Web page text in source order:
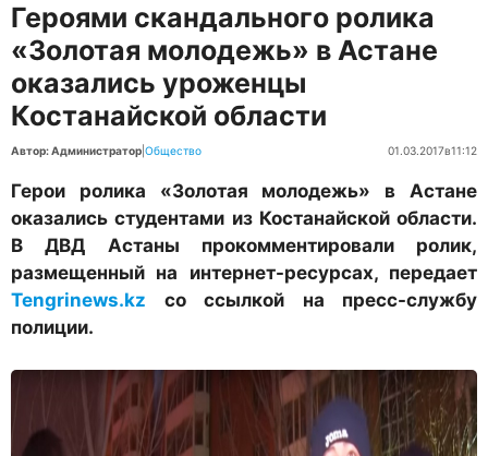
Героями скандального ролика
«Золотая молодежь» в Астане
оказались уроженцы
Костанайской области
Автор: Администратор Общество 01.03.2017в11:12
Герои ролика «Золотая молодежь» в Астане
оказались студентами из Костанайской области.
В ДВД Астаны прокомментировали ролик,
размещенный на интернет-ресурсах, передает
Tengrinews.kz со ссылкой на пресс-службу
полиции.